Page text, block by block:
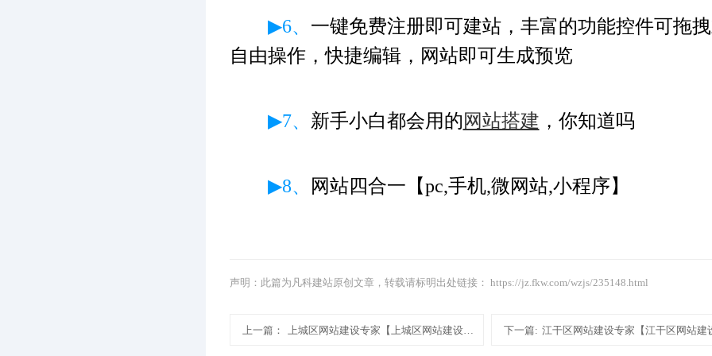
▶6、 一键免费注册即可建站，丰富的功能控件可拖
自由操作，快捷编辑，网站即可生成预览
▶7、 新手小白都会用的 网站搭建 ，你知道吗
▶8、 网站四合一【pc,手机,微网站,小程序】
声明：此篇为凡科建站原创文章，转载请标明出处链接： https://jz.fkw.com/wzjs/235148.html
上一篇： 上城区网站建设专家【上城区网站建设专家网站建设设计制作模板建站】
下一篇: 江干区网站建设专家【江干区网站建